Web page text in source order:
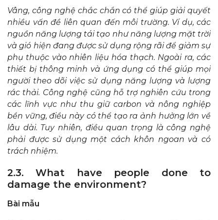
Vâng, công nghệ chắc chắn có thể giúp giải quyết
nhiều vấn đề liên quan đến môi trường. Ví dụ, các
nguồn năng lượng tái tạo như năng lượng mặt trời
và gió hiện đang được sử dụng rộng rãi để giảm sự
phụ thuộc vào nhiên liệu hóa thạch. Ngoài ra, các
thiết bị thông minh và ứng dụng có thể giúp mọi
người theo dõi việc sử dụng năng lượng và lượng
rác thải. Công nghệ cũng hỗ trợ nghiên cứu trong
các lĩnh vực như thu giữ carbon và nông nghiệp
bền vững, điều này có thể tạo ra ảnh hưởng lớn về
lâu dài. Tuy nhiên, điều quan trọng là công nghệ
phải được sử dụng một cách khôn ngoan và có
trách nhiệm.
2.3. What have people done to
damage the environment?
Bài mẫu